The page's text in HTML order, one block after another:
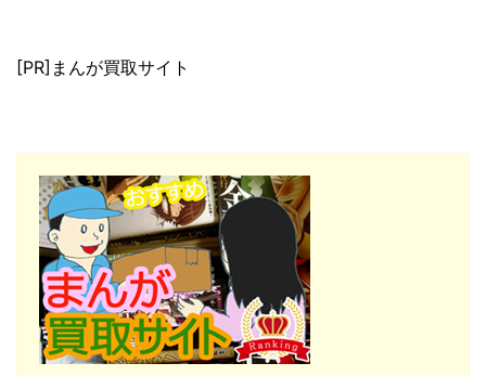
[PR]まんが買取サイト